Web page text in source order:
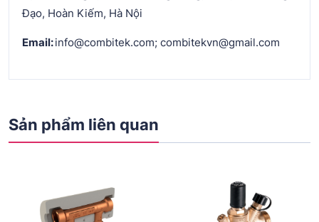
Đạo, Hoàn Kiếm, Hà Nội
Email:info@combitek.com; combitekvn@gmail.com
Sản phẩm liên quan